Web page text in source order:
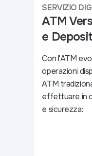
SERVIZIO
ATM
e
Con l'ATM
operazioni
ATM
effettuare in
e sicurezza: